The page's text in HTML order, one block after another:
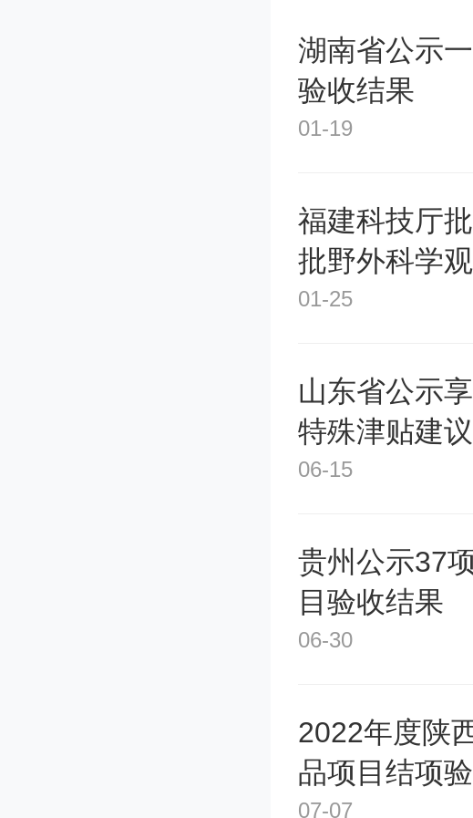
经过进一步
料有几百公
或许能够将
湖南省公示
验收结果
01-19
福建科技厅
批野外科学
01-25
山东省公示
特殊津贴建
06-15
贵州公示37
目验收结果
06-30
2022年度陕
品项目结项
07-07